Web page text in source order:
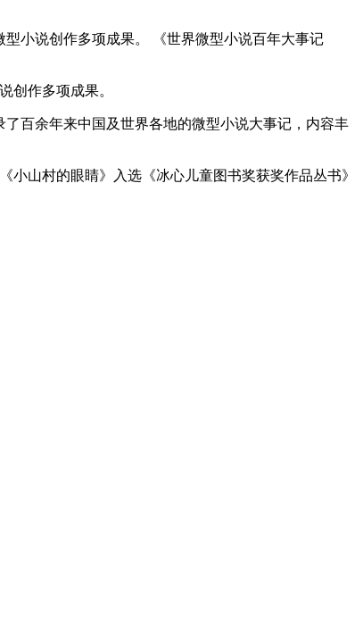
小说创作多项成果。 《世界微型小说百年大事记
创作多项成果。
百余年来中国及世界各地的微型小说大事记，内容丰
山村的眼睛》入选《冰心儿童图书奖获奖作品丛书》